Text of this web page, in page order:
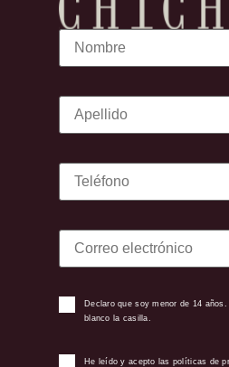
Declaro que soy menor de 14
blanco la casilla.
He leído y acepto las políticas de